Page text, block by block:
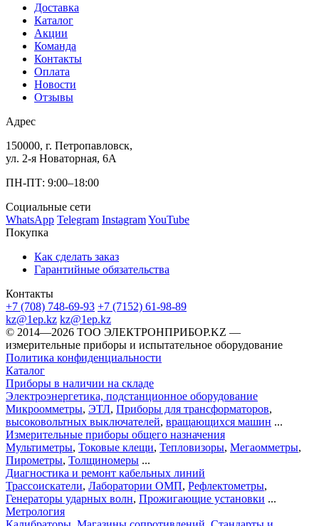
Доставка
Каталог
Акции
Команда
Контакты
Оплата
Новости
Отзывы
Адрес
150000, г. Петропавловск,
ул. 2-я Новаторная, 6А
ПН-ПТ: 9:00–18:00
Социальные сети
WhatsApp Telegram InstagramYouTube
Покупка
Как сделать заказ
Гарантийные обязательства
Контакты
+7 (708) 748-69-93 +7 (7152) 61-98-89
kz@1ep.kz kz@1ep.kz
©️ 2014—2026 ТОО ЭЛЕКТРОНПРИБОР.KZ —
измерительные приборы и испытательное оборудование
Политика конфиденциальности
Каталог
Приборы в наличии на складе
Электроэнергетика, подстанционное оборудование
Микроомметры, ЭТЛ, Приборы для трансформаторов,
высоковольтных выключателей, вращающихся машин ...
Измерительные приборы общего назначения
Мультиметры, Токовые клещи, Тепловизоры, Мегаомметры,
Пирометры, Толщиномеры ...
Диагностика и ремонт кабельных линий
Трассоискатели, Лаборатории ОМП, Рефлектометры,
Генераторы ударных волн, Прожигающие установки ...
Метрология